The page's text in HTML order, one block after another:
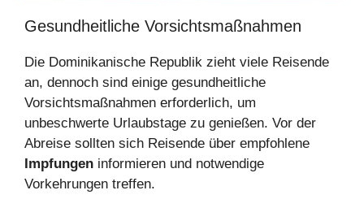
Gesundheitliche Vorsichtsmaßnahmen
Die Dominikanische Republik zieht viele Reisende
an, dennoch sind einige gesundheitliche
Vorsichtsmaßnahmen erforderlich, um
unbeschwerte Urlaubstage zu genießen. Vor der
Abreise sollten sich Reisende über empfohlene
Impfungen informieren und notwendige
Vorkehrungen treffen.